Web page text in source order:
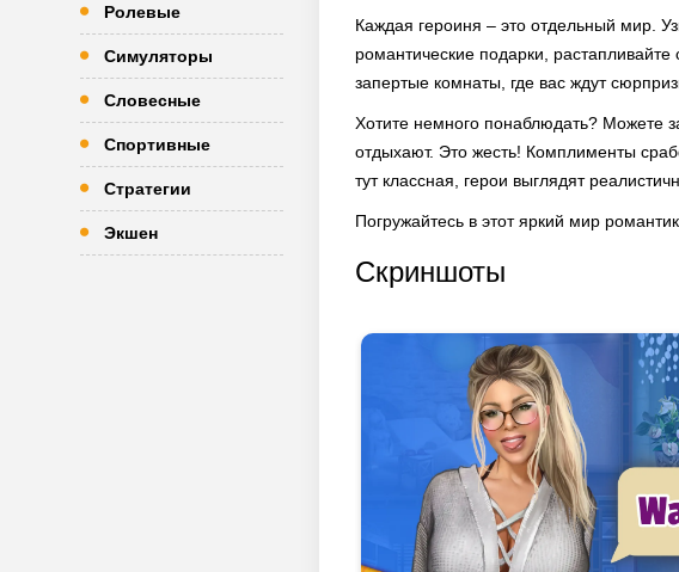
Ролевые
Симуляторы
Словесные
Спортивные
Стратегии
Экшен
Каждая героиня – это отдельный мир.
романтические подарки,
запертые комнаты, где вас ждут
Хотите немного понаблюдать? Можете
отдыхают. Это жесть! Комплименты
тут классная, герои выглядят
Погружайтесь в этот яркий мир
Скриншоты